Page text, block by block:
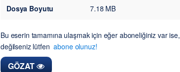
Dosya Boyutu 7.18 MB
Bu eserin tamamına ulaşmak için eğer aboneliğiniz var ise,
değilseniz lütfenabone olunuz!
GÖZAT